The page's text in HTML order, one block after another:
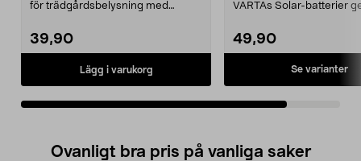
för trädgårdsbelysning med
39,90
Lägg i varukorg
VARTAs Solar-batterier
49,90
Se varianter
Ovanligt bra pris på vanliga saker